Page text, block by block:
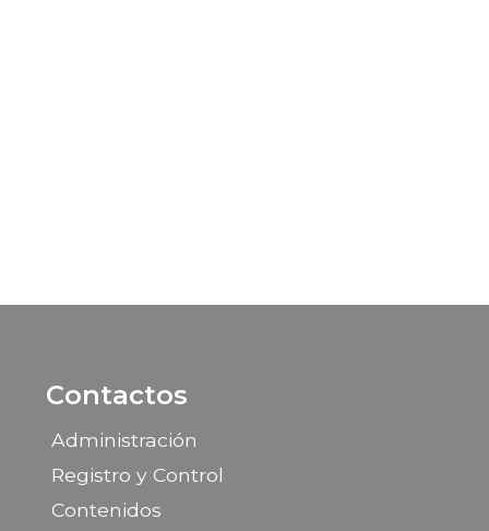
Contactos
Administración
Registro y Control
Contenidos